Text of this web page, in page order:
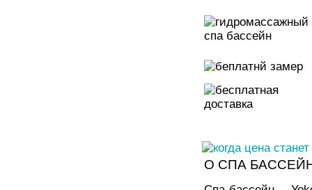
О СПА